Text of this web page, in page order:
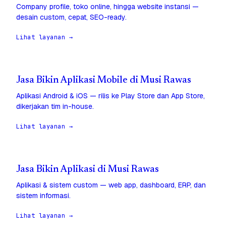
Company profile, toko online, hingga website instansi —
desain custom, cepat, SEO-ready.
Lihat layanan →
Jasa Bikin Aplikasi Mobile di Musi Rawas
Aplikasi Android & iOS — rilis ke Play Store dan App Store,
dikerjakan tim in-house.
Lihat layanan →
Jasa Bikin Aplikasi di Musi Rawas
Aplikasi & sistem custom — web app, dashboard, ERP, dan
sistem informasi.
Lihat layanan →